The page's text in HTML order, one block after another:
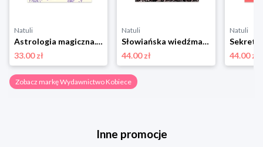
Natuli
Astrologia magiczna. Jak wykorzystać energię planet, gwiazd i Księżyca, aby wzmocnić skuteczność rytuałów i zaklęć Wydawnictwo kobiece
33.00 zł
Natuli
Słowiańska wiedźma. Rytuały, przepisy i zaklęcia naszych przodków Wydawnictwo kobiece
44.00 zł
Natuli
44.00 zł
Zobacz markę Wydawnictwo Kobiece
Inne promocje